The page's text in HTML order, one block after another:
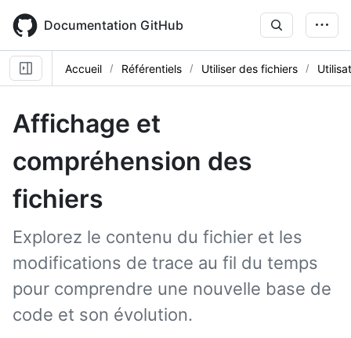
main
content
Documentation GitHub
Accueil Référentiels Utiliser des fichiers
Affichage et
compréhension des
fichiers
Explorez le contenu du fichier et les
modifications de trace au fil du temps
pour comprendre une nouvelle base de
code et son évolution.